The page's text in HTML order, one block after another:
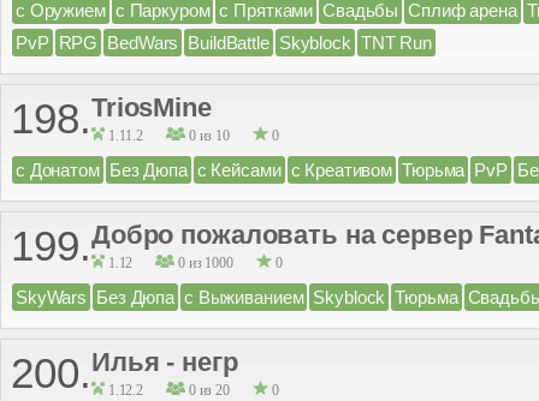
с Оружием с Паркуром с Прятками Свадьбы Сплиф арена
PvP RPG BedWars BuildBattle Skyblock TNT Run
198.TriosMine
1.11.2 0 из 10 0
с Донатом Без Дюпа с Кейсами с Креативом Тюрьма PvP
199.Добро пожаловать на сервер
1.12 0 из 1000 0
SkyWars Без Дюпа с Выживанием Skyblock Тюрьма
200.Илья - негр
1.12.2 0 из 20 0